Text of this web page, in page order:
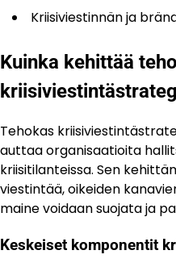
Kriisiviestinnän ja
Kuinka kehittää
Tehokas
auttaa organisaatioita
kriisitilanteissa. Sen
viestintää, oikeiden
maine voidaan suojata ja
Keskeiset komponentit